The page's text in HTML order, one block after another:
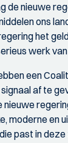
de nieuwe
ons
het
werk
een
af te
nieuwe
moderne en
past in deze